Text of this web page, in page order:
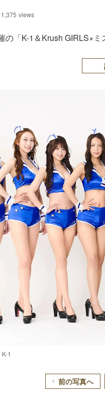
views
の「K-1＆Krush GIRLS×
1
前の写真へ